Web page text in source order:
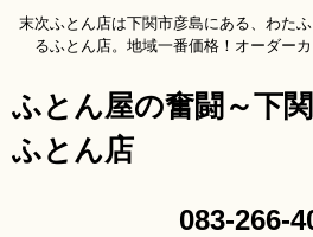
ふとん屋の奮闘～下
ふとん店
末次ふとん店は下関市彦島にある、わた
るふとん店。地域一番価格！オーダー
083-266-